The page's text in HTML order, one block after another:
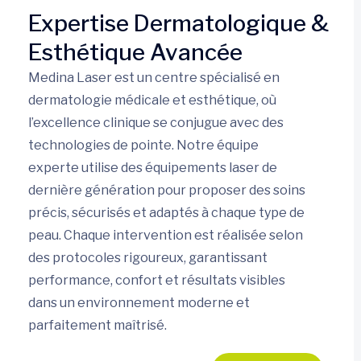
Expertise Dermatologique &
Esthétique Avancée
Medina Laser est un centre spécialisé en
dermatologie médicale et esthétique, où
l’excellence clinique se conjugue avec des
technologies de pointe. Notre équipe
experte utilise des équipements laser de
dernière génération pour proposer des soins
précis, sécurisés et adaptés à chaque type de
peau. Chaque intervention est réalisée selon
des protocoles rigoureux, garantissant
performance, confort et résultats visibles
dans un environnement moderne et
parfaitement maîtrisé.